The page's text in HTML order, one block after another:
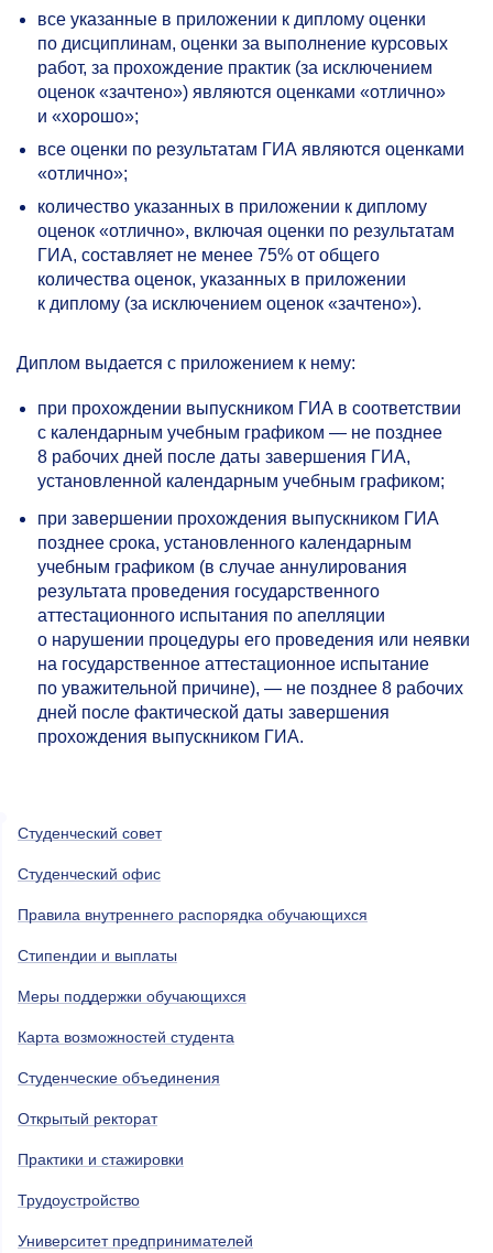
все указанные в приложении к диплому оценки
по дисциплинам, оценки за выполнение курсовых
работ, за прохождение практик (за исключением
оценок «зачтено») являются оценками «отлично»
и «хорошо»;
все оценки по результатам ГИА являются оценками
«отлично»;
количество указанных в приложении к диплому
оценок «отлично», включая оценки по результатам
ГИА, составляет не менее 75% от общего
количества оценок, указанных в приложении
к диплому (за исключением оценок «зачтено»).
Диплом выдается с приложением к нему:
при прохождении выпускником ГИА в соответствии
с календарным учебным графиком — не позднее
8 рабочих дней после даты завершения ГИА,
установленной календарным учебным графиком;
при завершении прохождения выпускником ГИА
позднее срока, установленного календарным
учебным графиком (в случае аннулирования
результата проведения государственного
аттестационного испытания по апелляции
о нарушении процедуры его проведения или неявки
на государственное аттестационное испытание
по уважительной причине), — не позднее 8 рабочих
дней после фактической даты завершения
прохождения выпускником ГИА.
Студенческий совет
Студенческий офис
Правила внутреннего распорядка обучающихся
Стипендии и выплаты
Меры поддержки обучающихся
Карта возможностей студента
Студенческие объединения
Открытый ректорат
Практики и стажировки
Трудоустройство
Университет предпринимателей